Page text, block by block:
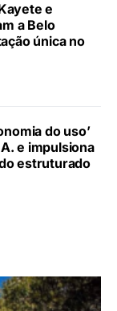
e
a Belo
única no
do uso’
e impulsiona
estruturado